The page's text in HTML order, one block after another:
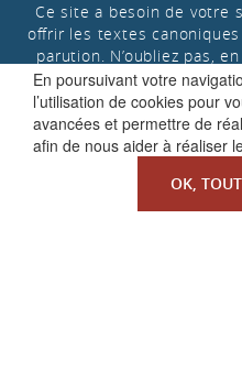
En poursuivant votre
l’utilisation de cookies pour
avancées et permettre de
afin de nous aider à réaliser
OK,
Ce site a besoin de votre
offrir les textes
parution. N’oubliez pas,
celui-ci aux « projets de la
FAIRE